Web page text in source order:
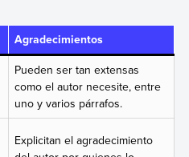
Agradecimientos
Pueden ser tan extensas
como el autor necesite, entre
uno y varios párrafos.
Explicitan el agradecimiento